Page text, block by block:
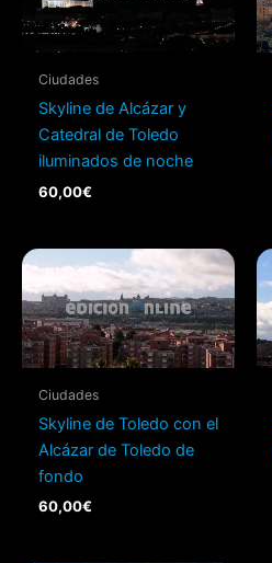
Ciudades
Skyline de Alcázar y
Catedral de Toledo
iluminados de noche
60,00€
Ciudades
Skyline de Toledo con el
Alcázar de Toledo de
fondo
60,00€